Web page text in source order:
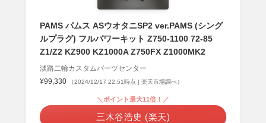
PAMS パムス ASウオタニSP2 ver.PAMS (シング
ルプラグ) フルパワーキット Z750-1100 72-85
Z1/Z2 KZ900 KZ1000A Z750FX Z1000MK2
淡路二輪カスタムパーツセンター
¥99,330
（2024/12/17 22:51時点 | 楽天市場調べ）
＼ポイント最大11倍！／
三木谷浩史 (楽天)